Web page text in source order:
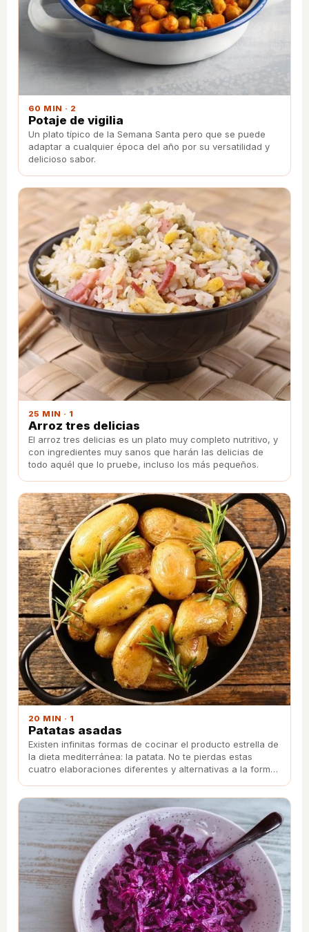
60 MIN · 2
Potaje de vigilia
Un plato típico de la Semana Santa pero que se puede
adaptar a cualquier época del año por su versatilidad y
delicioso sabor.
25 MIN · 1
Arroz tres delicias
El arroz tres delicias es un plato muy completo nutritivo, y
con ingredientes muy sanos que harán las delicias de
todo aquél que lo pruebe, incluso los más pequeños.
20 MIN · 1
Patatas asadas
Existen infinitas formas de cocinar el producto estrella de
la dieta mediterránea: la patata. No te pierdas estas
cuatro elaboraciones diferentes y alternativas a la forma